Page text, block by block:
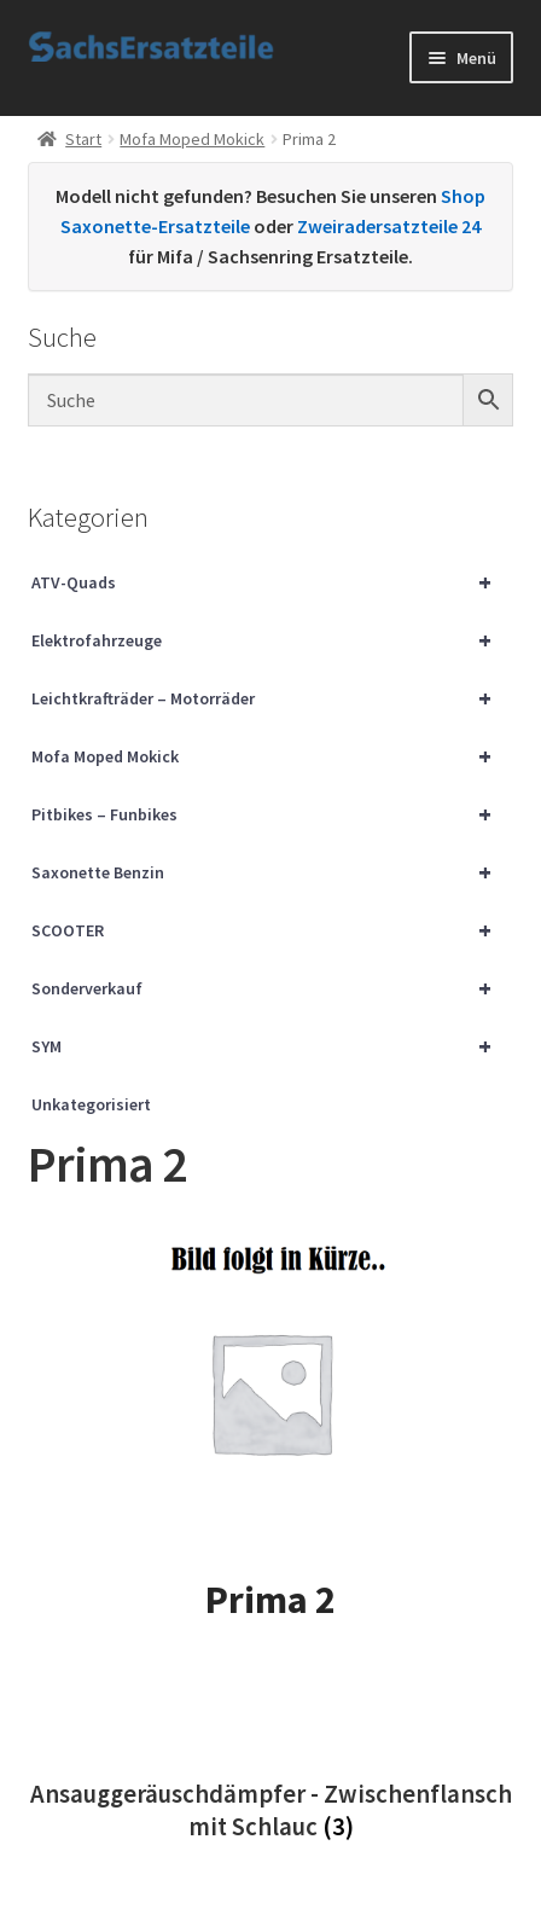
Zur
Zum
Menü
Start
Kontakt
Widerrufsbelehrung
Cart
Checkout
My account
Start Mofa Moped Mokick Prima 2
Modell nicht gefunden? Besuchen Sie unseren Shop
Saxonette-Ersatzteile oder Zweiradersatzteile 24
für Mifa / Sachsenring Ersatzteile.
Suche
Kategorien
+
ATV-Quads
+
Elektrofahrzeuge
+
Leichtkrafträder – Motorräder
+
Mofa Moped Mokick
+
Pitbikes – Funbikes
+
Saxonette Benzin
+
SCOOTER
+
Sonderverkauf
+
SYM
Unkategorisiert
Prima 2
Prima 2
Ansauggeräuschdämpfer - Zwischenflansch
mit Schlauc (3)